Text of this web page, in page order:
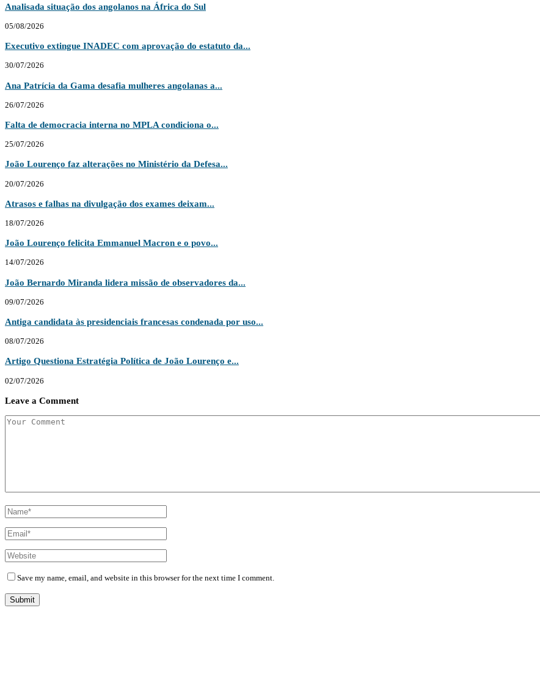
Analisada situação dos angolanos na África do Sul
05/08/2026
Executivo extingue INADEC com aprovação do estatuto da...
30/07/2026
Ana Patrícia da Gama desafia mulheres angolanas a...
26/07/2026
Falta de democracia interna no MPLA condiciona o...
25/07/2026
João Lourenço faz alterações no Ministério da Defesa...
20/07/2026
Atrasos e falhas na divulgação dos exames deixam...
18/07/2026
João Lourenço felicita Emmanuel Macron e o povo...
14/07/2026
João Bernardo Miranda lidera missão de observadores da...
09/07/2026
Antiga candidata às presidenciais francesas condenada por uso...
08/07/2026
Artigo Questiona Estratégia Política de João Lourenço e...
02/07/2026
Leave a Comment
Save my name, email, and website in this browser for the next time I comment.